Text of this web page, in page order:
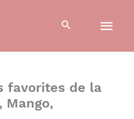
favorites de la
Mango,